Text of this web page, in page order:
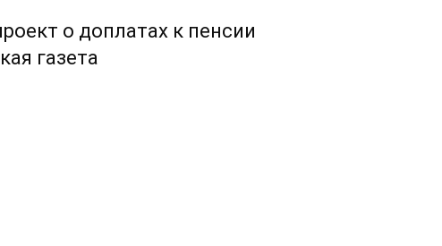
о доплатах к пенсии
газета